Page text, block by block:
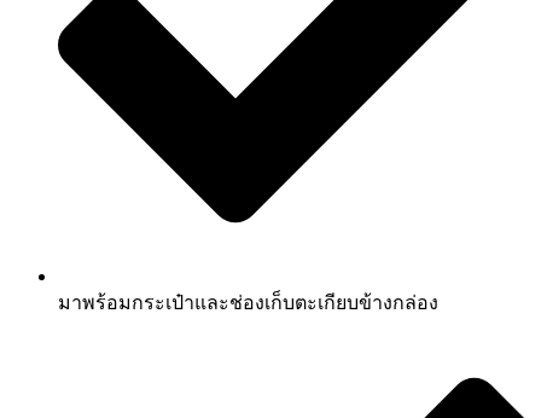
มาพร้อมกระเป๋าและช่องเก็บตะเกียบข้างกล่อง